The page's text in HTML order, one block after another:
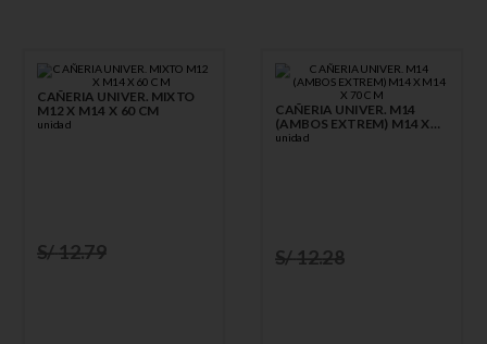
CAÑERIA UNIVER. MIXTO
M12 X M14 X 60 CM
unidad
S/ 12.79
CAÑERIA UNIVER. M14
(AMBOS EXTREM) M14 X
M14 X 70 CM
unidad
S/12.28